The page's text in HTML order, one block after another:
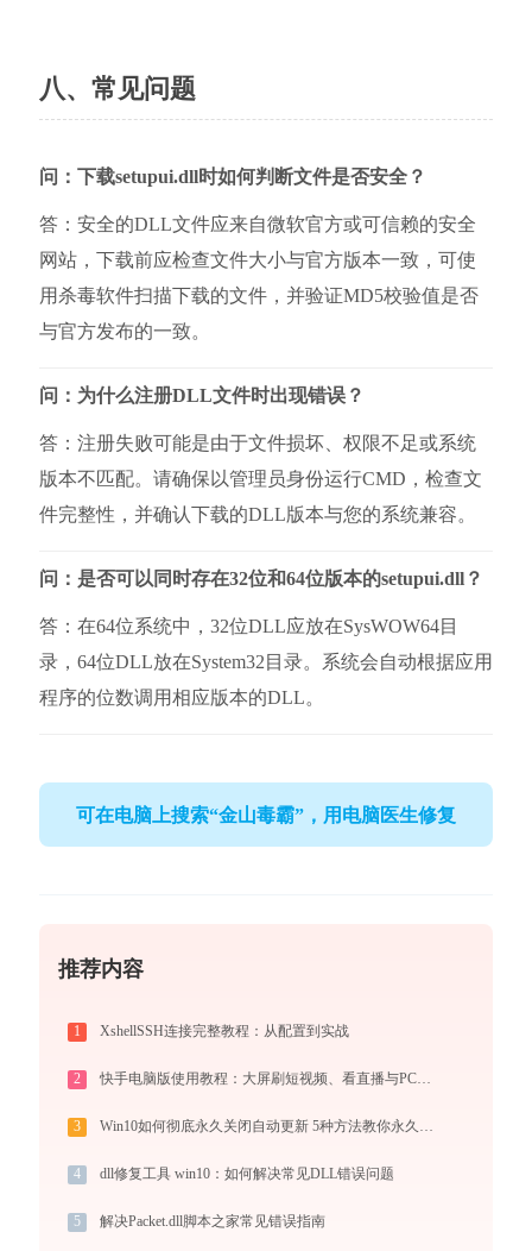
八、常见问题
问：下载setupui.dll时如何判断文件是否安全？
答：安全的DLL文件应来自微软官方或可信赖的安全
网站，下载前应检查文件大小与官方版本一致，可使
用杀毒软件扫描下载的文件，并验证MD5校验值是否
与官方发布的一致。
问：为什么注册DLL文件时出现错误？
答：注册失败可能是由于文件损坏、权限不足或系统
版本不匹配。请确保以管理员身份运行CMD，检查文
件完整性，并确认下载的DLL版本与您的系统兼容。
问：是否可以同时存在32位和64位版本的setupui.dll？
答：在64位系统中，32位DLL应放在SysWOW64目
录，64位DLL放在System32目录。系统会自动根据应用
程序的位数调用相应版本的DLL。
可在电脑上搜索“金山毒霸”，用电脑医生修复
推荐内容
1 XshellSSH连接完整教程：从配置到实战
2 快手电脑版使用教程：大屏刷短视频、看直播与PC直播伴侣一站式指南
3 Win10如何彻底永久关闭自动更新 5种方法教你永久关闭win10自动更新
4 dll修复工具 win10：如何解决常见DLL错误问题
5 解决Packet.dll脚本之家常见错误指南